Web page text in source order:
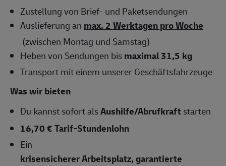
Zustellung von Brief- und Paketsendungen
Auslieferung an max. 2 Werktagen pro Woche
(zwischen Montag und Samstag)
Heben von Sendungen bismaximal 31,5 kg
Transport mit einem unserer Geschäftsfahrzeuge
Was wir bieten
Du kannst sofort alsAushilfe/Abrufkraft starten
16,70 € Tarif-Stundenlohn
Ein
krisensicherer Arbeitsplatz, garantierte